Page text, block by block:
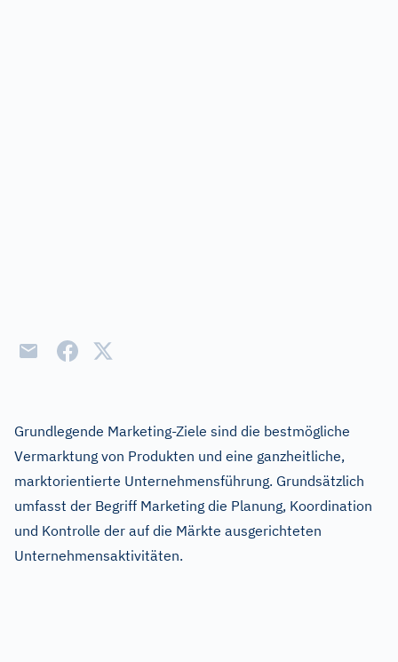
Grundlegende Marketing-Ziele sind die bestmögliche
Vermarktung von Produkten und eine ganzheitliche,
marktorientierte Unternehmensführung. Grundsätzlich
umfasst der Begriff Marketing die Planung, Koordination
und Kontrolle der auf die Märkte ausgerichteten
Unternehmensaktivitäten.